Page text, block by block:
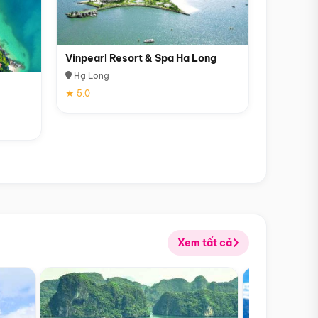
Vinpearl Resort & Spa Ha Long
Hạ Long
★ 5.0
Xem tất cả